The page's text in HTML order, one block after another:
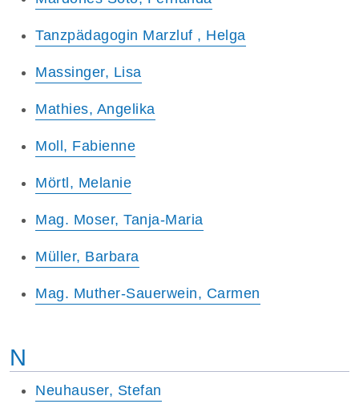
Tanzpädagogin Marzluf , Helga
Massinger, Lisa
Mathies, Angelika
Moll, Fabienne
Mörtl, Melanie
Mag. Moser, Tanja-Maria
Müller, Barbara
Mag. Muther-Sauerwein, Carmen
N
Neuhauser, Stefan